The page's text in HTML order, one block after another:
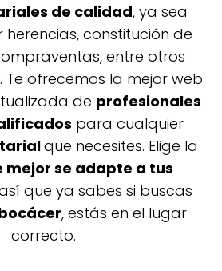
de calidad, ya sea
constitución de
entre otros
Te ofrecemos la mejor web
de profesionales
para cualquier
que necesites. Elige la
se adapte a tus
que ya sabes si buscas
, estás en el lugar
correcto.